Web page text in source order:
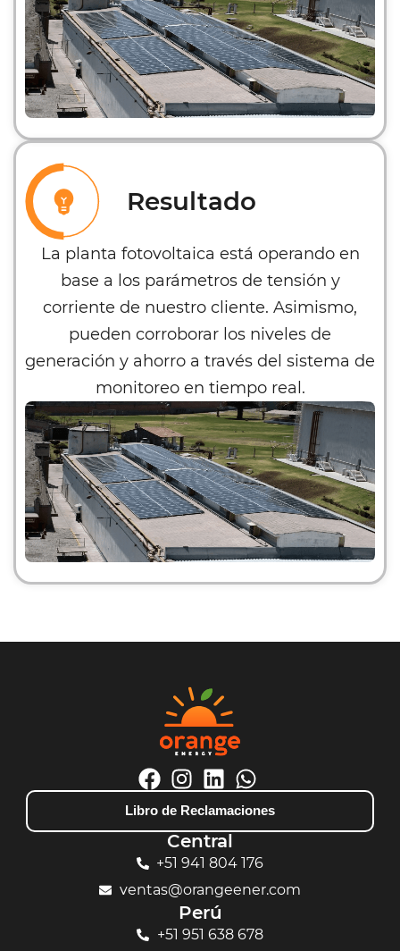
Resultado
La planta fotovoltaica está operando en
base a los parámetros de tensión y
corriente de nuestro cliente. Asimismo,
pueden corroborar los niveles de
generación y ahorro a través del sistema de
monitoreo en tiempo real.
Libro de Reclamaciones
Central
+51 941 804 176
ventas@orangeener.com
Perú
+51 951 638 678